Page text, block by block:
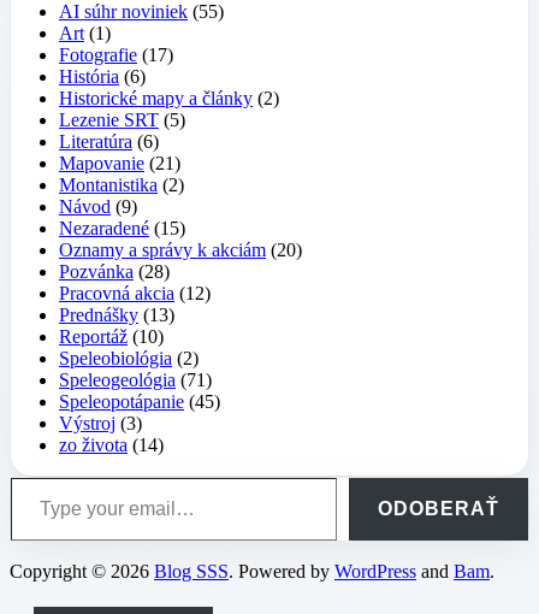
AI súhr noviniek (55)
Art (1)
Fotografie (17)
História (6)
Historické mapy a články (2)
Lezenie SRT (5)
Literatúra (6)
Mapovanie (21)
Montanistika (2)
Návod (9)
Nezaradené (15)
Oznamy a správy k akciám (20)
Pozvánka (28)
Pracovná akcia (12)
Prednášky (13)
Reportáž (10)
Speleobiológia (2)
Speleogeológia (71)
Speleopotápanie (45)
Výstroj (3)
zo života (14)
Type your email…
ODOBERAŤ
Copyright © 2026 Blog SSS. Powered by WordPress and Bam.